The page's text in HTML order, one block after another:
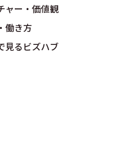
ャー・価値観
働き方
見るビズハブ